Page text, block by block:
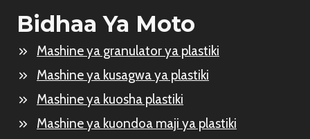
Bidhaa Ya Moto
Mashine ya granulator ya plastiki
Mashine ya kusagwa ya plastiki
Mashine ya kuosha plastiki
Mashine ya kuondoa maji ya plastiki